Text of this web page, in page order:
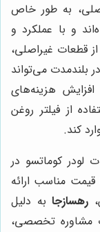
به طور خاص
و با عملکرد و
قطعات غیراصلی،
بلندمدت می‌تواند
هزینه‌های
از فیلتر روغن
کند.
لودر کوماتسو در
مناسب ارائه
رهسازجابه دلیل
مشاوره تخصصی،